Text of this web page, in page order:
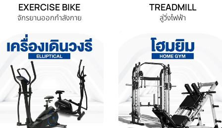
EXERCISE BIKE
จักรยานออกกำลังกาย
TREADMILL
ลู่วิ่งไฟฟ้า